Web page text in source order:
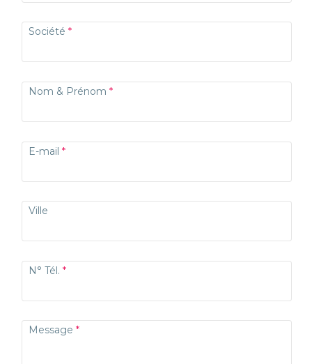
Société
Nom & Prénom
E-mail
Ville
N° Tél.
Message